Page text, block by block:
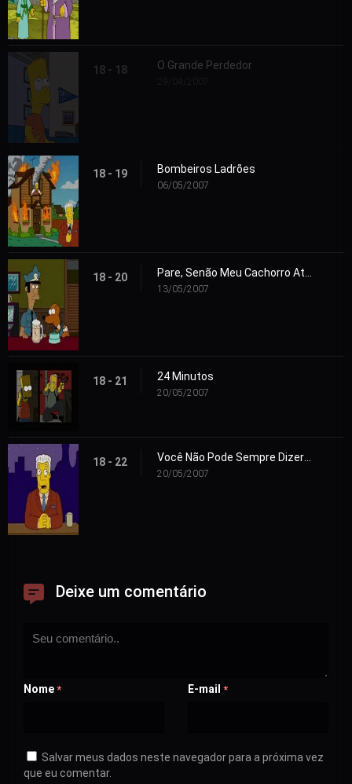
18 - 18 O Grande Perdedor
18 - 19 Bombeiros Ladrões
06/05/2007
18 - 20
13/05/2007
18 - 21 24 Minutos
20/05/2007
18 - 22
20/05/2007
Deixe um comentário
Nome * E-mail *
Salvar meus dados neste navegador para a próxima vez
que eu comentar.